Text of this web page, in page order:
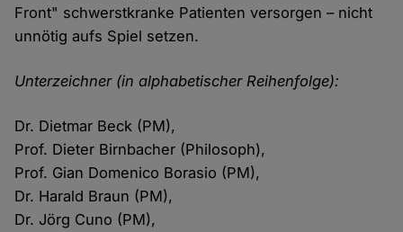
Front" schwerstkranke Patienten versorgen – nicht
unnötig aufs Spiel setzen.
Unterzeichner (in alphabetischer Reihenfolge):
Dr. Dietmar Beck (PM),
Prof. Dieter Birnbacher (Philosoph),
Prof. Gian Domenico Borasio (PM),
Dr. Harald Braun (PM),
Dr. Jörg Cuno (PM),